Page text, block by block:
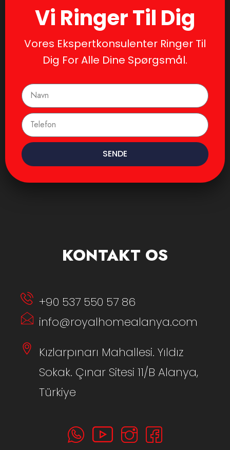
Vi Ringer Til Dig
Vores Ekspertkonsulenter Ringer Til
Dig For Alle Dine Spørgsmål.
SENDE
KONTAKT OS
+90 537 550 57 86
info@royalhomealanya.com
Kızlarpınarı Mahallesi. Yıldız
Sokak. Çınar Sitesi 11/B Alanya,
Türkiye